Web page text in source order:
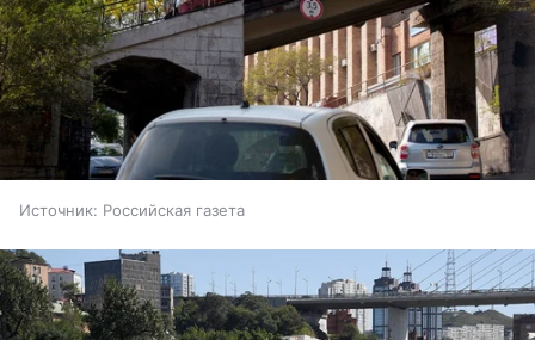
Источник: Российская газета